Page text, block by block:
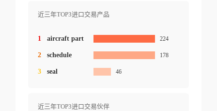
近三年TOP3进口交易产品
1 aircraft part 224
2 schedule 178
3 seal 46
近三年TOP3进口交易伙伴